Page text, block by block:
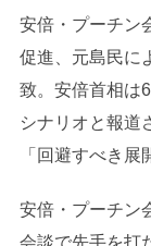
安倍・プーチン
促進、元島民に
致。安倍首相は
シナリオと報道
「回避すべき展
安倍・プーチン